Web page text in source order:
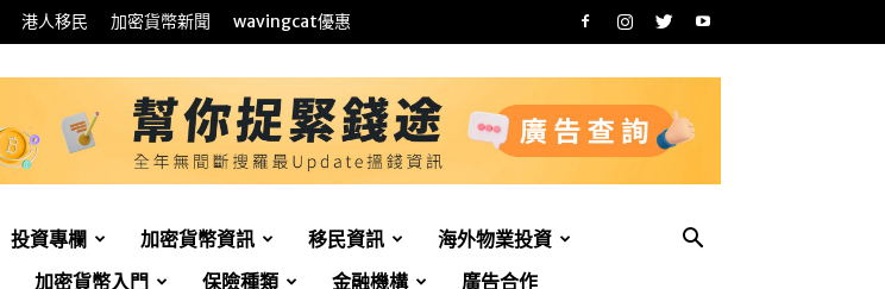
港人移民 加密貨幣新聞 wavingcat優惠
投資專欄 加密貨幣資訊 移民資訊
海外物業投資
加密貨幣入門 保險種類 金融機構 廣告合作